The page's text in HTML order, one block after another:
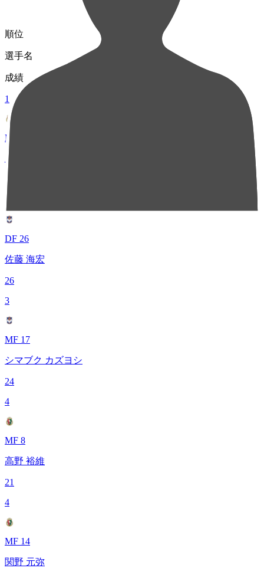
順位
選手名
成績
1
MF 16
上月 翔聖
29
2
DF 26
佐藤 海宏
26
3
MF 17
シマブク カズヨシ
24
4
MF 8
高野 裕維
21
4
MF 14
関野 元弥